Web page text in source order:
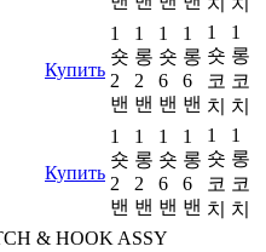
Купить
1
숏
2
밴
1
롱
2
밴
1
숏
6
밴
1
롱
6
밴
1
숏
코
치
1
롱
코
치
Купить
1
숏
2
밴
1
롱
2
밴
1
숏
6
밴
1
롱
6
밴
1
숏
코
치
1
롱
코
치
& HOOK ASSY